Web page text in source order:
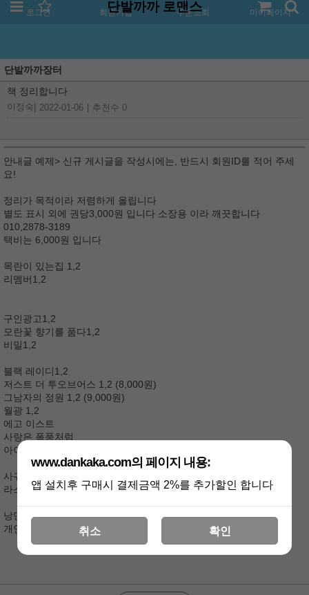
로그인 회원가입 주문조회 마이페이지
단발까까 로맨스
단발까까장터
책 정리합니다
이정숙 2022-01-06 추천수 0
안내글 예제> 신규 게시글을 작성시에는, 반드시 회원ID를 적어 주세
요!
정리가 목적이라 저렴하게 올립니다
별도 표시 외에 권당3,000원 입니다 소장용 이라 깨끗합니다
010,2878-3189
택비는 6,000원 입니다
목란이 있는집 1,2
리멤버1,2
구인광고1,2
모란꽃 향기를 품다1,2
비밀1,2
블랙 레이디1,2
저스트 더 투오브어스 1,2 (8,000원)
그남자의 정원 1,2 (9,000원)
월광 1,2
에고 이스트
사랑은 폭풍처럼
아이스블루
사귀다
라스트썸머
낭만연애
개인의 취향
www.dankaka.com의 페이지 내용:
앱 설치후 구매시 결제금액 2%를 추가할인 합니다
취소 확인